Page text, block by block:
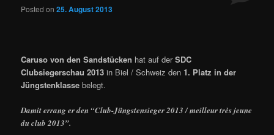
Posted on25. August 2013
Caruso von den Sandstücken hat auf derSDC
Clubsiegerschau 2013 in Biel / Schweiz den 1. Platz in der
Jüngstenklasse belegt.
Damit errang er den “Club-Jüngstensieger 2013 / meilleur très jeune
du club 2013”.